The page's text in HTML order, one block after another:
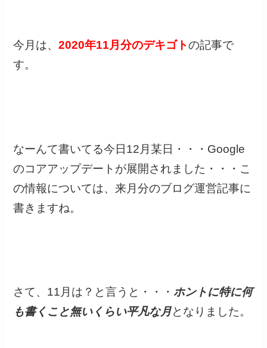
今月は、2020年11月分のデキゴトの記事で
す。
なーんて書いてる今日12月某日・・・Google
のコアアップデートが展開されました・・・こ
の情報については、来月分のブログ運営記事に
書きますね。
さて、11月は？と言うと・・・ホントに特に何
も書くこと無いくらい平凡な月となりました。